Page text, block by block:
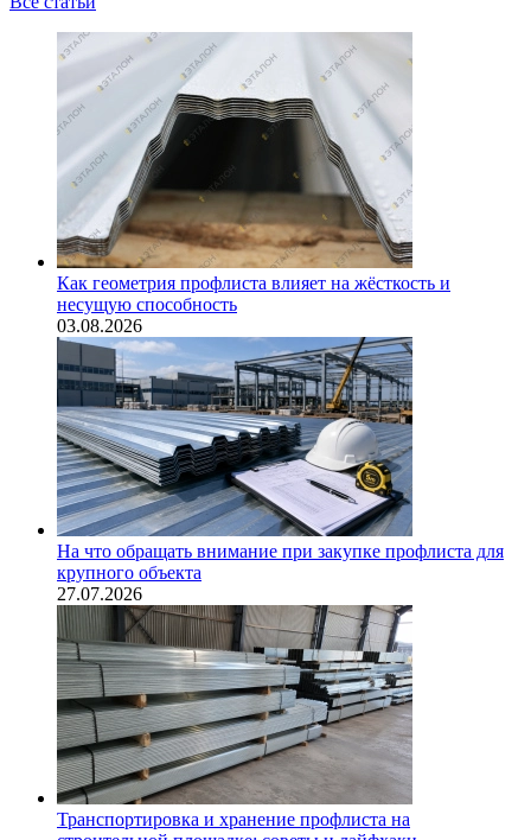
Как геометрия профлиста влияет на жёсткость и
несущую способность
03.08.2026
На что обращать внимание при закупке профлиста для
крупного объекта
27.07.2026
Транспортировка и хранение профлиста на